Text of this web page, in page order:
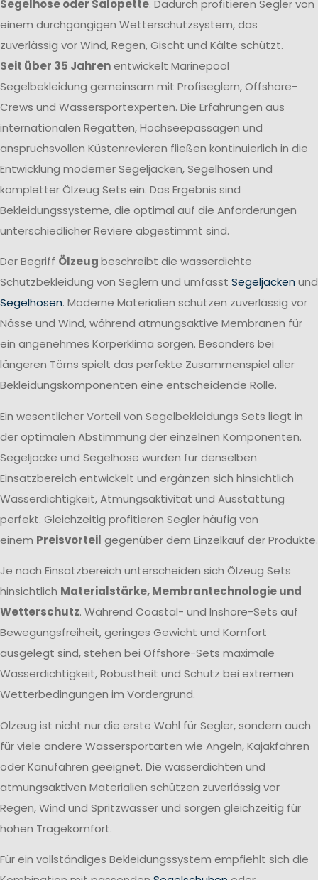
Segelhose oder Salopette. Dadurch profitieren Segler von
einem durchgängigen Wetterschutzsystem, das
zuverlässig vor Wind, Regen, Gischt und Kälte schützt.
Seit über 35 Jahrenentwickelt Marinepool
Segelbekleidung gemeinsam mit Profiseglern, Offshore-
Crews und Wassersportexperten. Die Erfahrungen aus
internationalen Regatten, Hochseepassagen und
anspruchsvollen Küstenrevieren fließen kontinuierlich in die
Entwicklung moderner Segeljacken, Segelhosen und
kompletter Ölzeug Sets ein. Das Ergebnis sind
Bekleidungssysteme, die optimal auf die Anforderungen
unterschiedlicher Reviere abgestimmt sind.
Der Begriff Ölzeugbeschreibt die wasserdichte
Schutzbekleidung von Seglern und umfasst Segeljacken und
Segelhosen. Moderne Materialien schützen zuverlässig vor
Nässe und Wind, während atmungsaktive Membranen für
ein angenehmes Körperklima sorgen. Besonders bei
längeren Törns spielt das perfekte Zusammenspiel aller
Bekleidungskomponenten eine entscheidende Rolle.
Ein wesentlicher Vorteil von Segelbekleidungs Sets liegt in
der optimalen Abstimmung der einzelnen Komponenten.
Segeljacke und Segelhose wurden für denselben
Einsatzbereich entwickelt und ergänzen sich hinsichtlich
Wasserdichtigkeit, Atmungsaktivität und Ausstattung
perfekt. Gleichzeitig profitieren Segler häufig von
einem Preisvorteil gegenüber dem Einzelkauf der Produkte.
Je nach Einsatzbereich unterscheiden sich Ölzeug Sets
hinsichtlich Materialstärke, Membrantechnologie und
Wetterschutz. Während Coastal- und Inshore-Sets auf
Bewegungsfreiheit, geringes Gewicht und Komfort
ausgelegt sind, stehen bei Offshore-Sets maximale
Wasserdichtigkeit, Robustheit und Schutz bei extremen
Wetterbedingungen im Vordergrund.
Ölzeug ist nicht nur die erste Wahl für Segler, sondern auch
für viele andere Wassersportarten wie Angeln, Kajakfahren
oder Kanufahren geeignet. Die wasserdichten und
atmungsaktiven Materialien schützen zuverlässig vor
Regen, Wind und Spritzwasser und sorgen gleichzeitig für
hohen Tragekomfort.
Für ein vollständiges Bekleidungssystem empfiehlt sich die